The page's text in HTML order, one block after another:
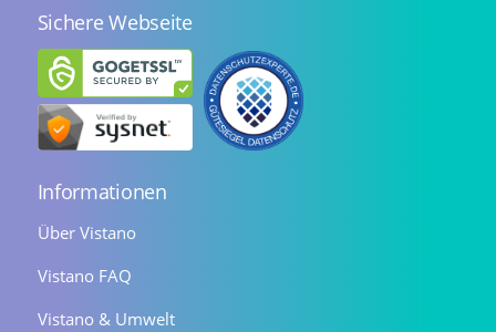
Sichere Webseite
Informationen
Über Vistano
Vistano FAQ
Vistano & Umwelt